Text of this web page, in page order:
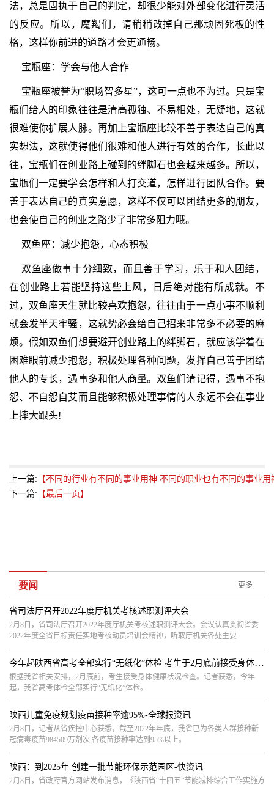
法，总是固执于自己的判定，却很少能对外部变化进行灵活
的反应。所以，魔羯们，请稍稍改掉自己那顽固死板的性
格，这样你前进的道路才会更通畅。
宝瓶座：学会与他人合作
宝瓶座被誉为“职场智多星”，这可一点也不为过。只是宝
瓶们给人的印象往往是清高孤独、不易相处，无疑地，这就
很难使你扩展人脉。再加上宝瓶座比较不善于表达自己的真
实想法，这就使得他们很难和他人进行有效的合作，长此以
往，宝瓶们在创业路上碰到的绊脚石也会越来越多。所以，
宝瓶们一定要学会怎样和人打交道，怎样进行团队合作。要
善于表达自己的真实意愿，这样不仅可以团结更多的朋友，
也会使自己的创业之路少了非常多阻力哦。
双鱼座：减少抱怨，心态积极
双鱼座做事十分细致，而且善于学习，乐于和人团结，
在创业路上若能坚持这些上风，日后绝对能有所成就。不
过，双鱼座天生就比较喜欢抱怨，往往由于一点小事不顺利
就会发半天牢骚，这就势必会给自己招来非常多不必要的麻
烦。假如双鱼们想要避开创业路上的绊脚石，就应该学着在
困难眼前减少抱怨，积极处理各种问题，发挥自己善于团结
他人的专长，遇事多和他人商量。双鱼们请记得，遇事不抱
怨、不自怨自艾而且能够积极处理事情的人永远不会在事业
上摔大跟头!
上一篇: 【不同的行业有不同的事业用神 不同的职业也有不同的事业用
下一篇: 【最后一页】
要闻 更多
省司法厅召开2022年度厅机关考核述职测评大会
​2月8日，省司法厅召开2022年度厅机关考核述职测评大会。会议认真贯彻省委
2022年度全省目标责任实地考核动员培训会精神，听取厅机关各处主要
今年起陕西省高考全部实行“无纸化”体检 考生于2月底前接受身体健康状况检查-每日速讯
根据我省相关安排，2月底前，考生接受身体健康状况检查。记者获悉，今年
起，我省高考体检全部实行“无纸化”体检。
陕西儿童免疫规划疫苗接种率逾95%-全球报资讯
2月8日，记者从省疾控中心获悉，截至2022年年底，我省已为各类人群接种新
冠病毒疫苗984509万剂次,各疫苗接种率达到95%以上。
陕西：到2025年 创建一批节能环保示范园区-快资讯
2月8日，省政府官方网站发布消息，《陕西省“十四五”节能减排综合工作实施方